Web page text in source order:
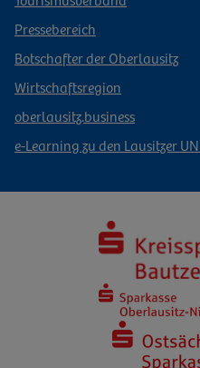
Pressebereich
Botschafter der Oberlausitz
Wirtschaftsregion
oberlausitz.business
e-Learning zu den Lausitzer